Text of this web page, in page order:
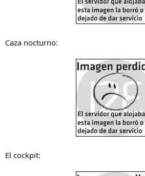
Caza nocturno:
El cockpit: